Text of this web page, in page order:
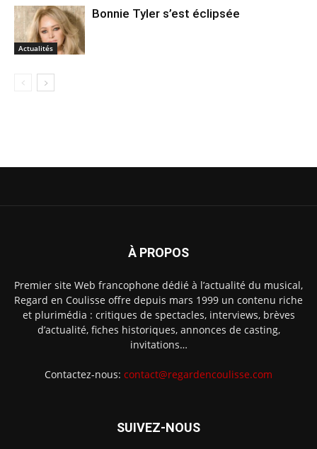
Actualités
Bonnie Tyler s’est éclipsée
À PROPOS
Premier site Web francophone dédié à l’actualité du musical,
Regard en Coulisse offre depuis mars 1999 un contenu riche
et plurimédia : critiques de spectacles, interviews, brèves
d’actualité, fiches historiques, annonces de casting,
invitations…
Contactez-nous: contact@regardencoulisse.com
SUIVEZ-NOUS